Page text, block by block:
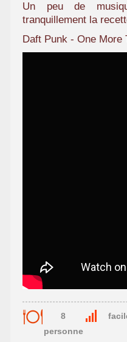
Un peu de
tranquillement la
Daft Punk - One More
8
personne